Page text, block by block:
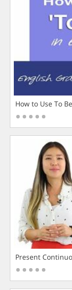
How to Use To
Present